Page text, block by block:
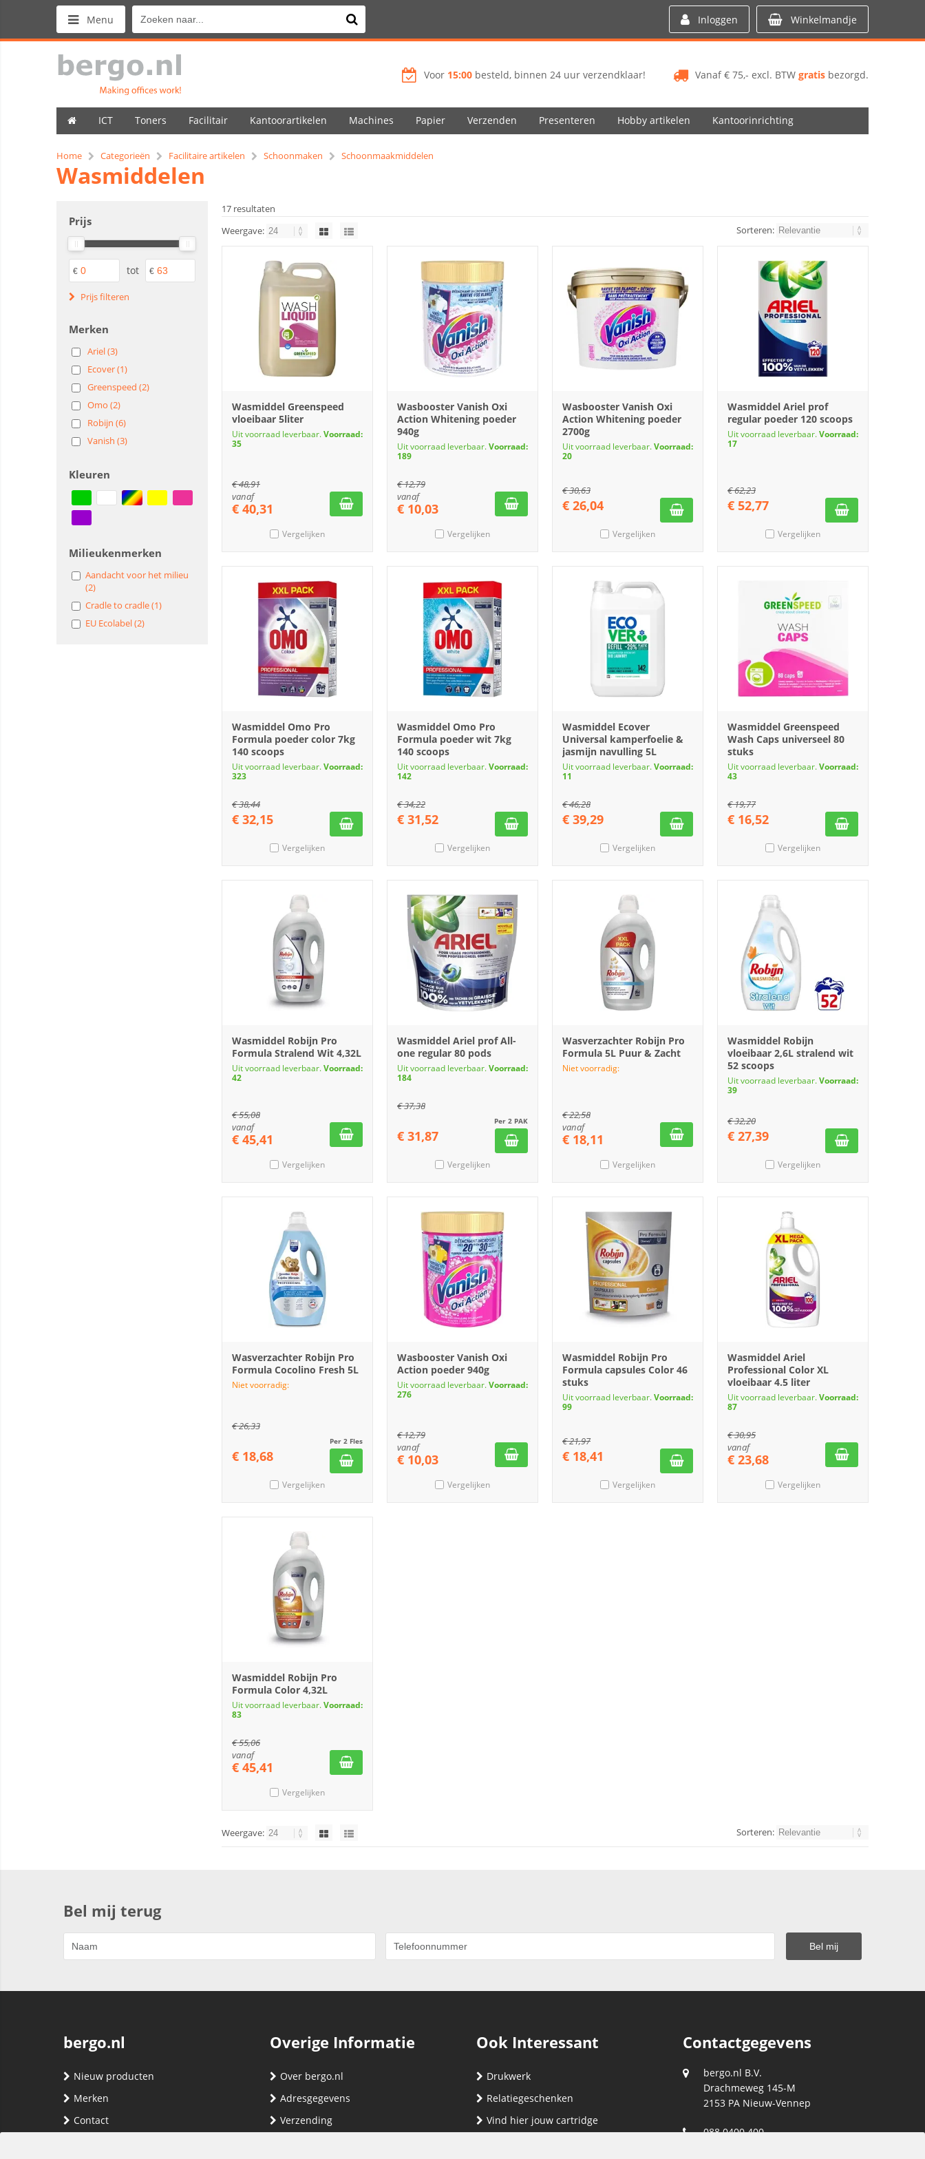
Menu Inloggen Winkelmandje
Vanaf € 75,- excl. BTW gratis bezorgd.
Voor 15:00 besteld, binnen 24 uur verzendklaar!
ICT Toners Facilitair Kantoorartikelen Machines Papier Verzenden Presenteren Hobby artikelen Kantoorinrichting
Home Categorieën Facilitaire artikelen Schoonmaken Schoonmaakmiddelen
Wasmiddelen
Prijs
€ tot €
Prijs filteren
Merken
Ariel (3)
Ecover (1)
Greenspeed (2)
Omo (2)
Robijn (6)
Vanish (3)
Kleuren
Milieukenmerken
Aandacht voor het milieu
(2)
Cradle to cradle (1)
EU Ecolabel (2)
17 resultaten
Weergave:
Sorteren:
Wasmiddel Greenspeed
vloeibaar 5liter
Uit voorraad leverbaar.Voorraad:
35
€48,91
vanaf
€ 40,31
Vergelijken
Wasbooster Vanish Oxi
Action Whitening poeder
940g
Uit voorraad leverbaar.Voorraad:
189
€12,79
vanaf
€ 10,03
Vergelijken
Wasbooster Vanish Oxi
Action Whitening poeder
2700g
Uit voorraad leverbaar.Voorraad:
20
€30,63
€ 26,04
Vergelijken
Wasmiddel Ariel prof
regular poeder 120 scoops
Uit voorraad leverbaar.Voorraad:
17
€62,23
€ 52,77
Vergelijken
Wasmiddel Omo Pro
Formula poeder color 7kg
140 scoops
Uit voorraad leverbaar.Voorraad:
323
€38,44
€ 32,15
Vergelijken
Wasmiddel Omo Pro
Formula poeder wit 7kg
140 scoops
Uit voorraad leverbaar.Voorraad:
142
€34,22
€ 31,52
Vergelijken
Wasmiddel Ecover
Universal kamperfoelie &
jasmijn navulling 5L
Uit voorraad leverbaar.Voorraad:
11
€46,28
€ 39,29
Vergelijken
Wasmiddel Greenspeed
Wash Caps universeel 80
stuks
Uit voorraad leverbaar.Voorraad:
43
€19,77
€ 16,52
Vergelijken
Wasmiddel Robijn Pro
Formula Stralend Wit 4,32L
Uit voorraad leverbaar.Voorraad:
42
€55,08
vanaf
€ 45,41
Vergelijken
Wasmiddel Ariel prof All-
one regular 80 pods
Uit voorraad leverbaar.Voorraad:
184
€37,38
Per 2 PAK
€ 31,87
Vergelijken
Wasverzachter Robijn Pro
Formula 5L Puur & Zacht
Niet voorradig:
€22,58
vanaf
€ 18,11
Vergelijken
Wasmiddel Robijn
vloeibaar 2,6L stralend wit
52 scoops
Uit voorraad leverbaar.Voorraad:
39
€32,20
€ 27,39
Vergelijken
Wasverzachter Robijn Pro
Formula Cocolino Fresh 5L
Niet voorradig:
€26,33
Per 2 Fles
€ 18,68
Vergelijken
Wasbooster Vanish Oxi
Action poeder 940g
Uit voorraad leverbaar.Voorraad:
276
€12,79
vanaf
€ 10,03
Vergelijken
Wasmiddel Robijn Pro
Formula capsules Color 46
stuks
Uit voorraad leverbaar.Voorraad:
99
€21,97
€ 18,41
Vergelijken
Wasmiddel Ariel
Professional Color XL
vloeibaar 4.5 liter
Uit voorraad leverbaar.Voorraad:
87
€30,95
vanaf
€ 23,68
Vergelijken
Wasmiddel Robijn Pro
Formula Color 4,32L
Uit voorraad leverbaar.Voorraad:
83
€55,06
vanaf
€ 45,41
Vergelijken
Weergave: Sorteren:
Bel mij terug
bergo.nl
Nieuw producten
Merken
Contact
Overige Informatie
Over bergo.nl
Adresgegevens
Verzending
Ook Interessant
Drukwerk
Relatiegeschenken
Vind hier jouw cartridge
Contactgegevens
bergo.nl B.V.
Drachmeweg 145-M
2153 PA Nieuw-Vennep
088 0400 400